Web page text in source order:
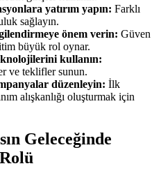
yatırım yapın: Farklı
sağlayın.
önem verin: Güven
büyük rol oynar.
kullanın:
ve teklifler sunun.
düzenleyin: İlk
alışkanlığı oluşturmak için
Geleceğinde